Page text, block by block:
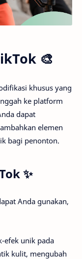
🎨
khusus yang
ke platform
dapat
elemen
bagi penonton.
✨
Anda gunakan,
efek unik pada
kulit, mengubah